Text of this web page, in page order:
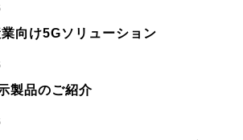
向け5Gソリューション
製品のご紹介